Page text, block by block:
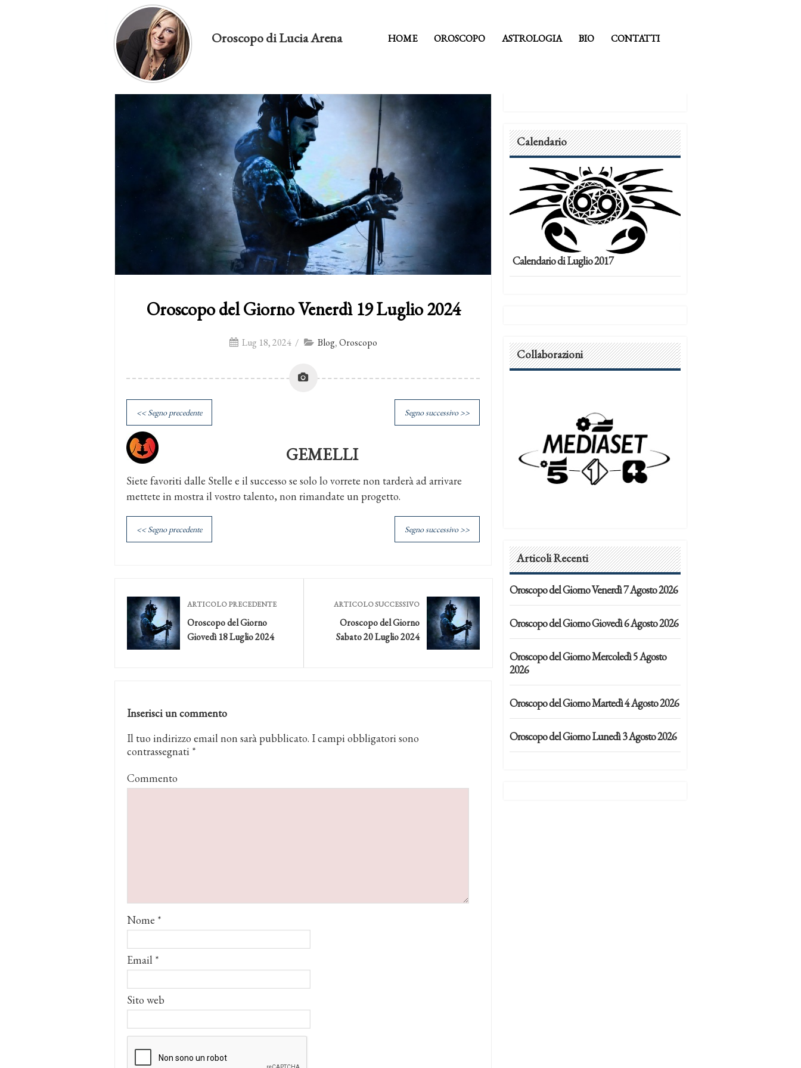
Oroscopo di Lucia Arena HOME OROSCOPO ASTROLOGIA BIO CONTATTI
Oroscopo del Giorno Venerdì 19 Luglio 2024
Lug 18, 2024/ Blog,Oroscopo
<< Segno precedente Segno successivo >>
GEMELLI
Siete favoriti dalle Stelle e il successo se solo lo vorrete non tarderà ad arrivare
mettete in mostra il vostro talento, non rimandate un progetto.
<< Segno precedente Segno successivo >>
ARTICOLO PRECEDENTE
Oroscopo del Giorno
Giovedì 18 Luglio 2024
ARTICOLO SUCCESSIVO
Oroscopo del Giorno
Sabato 20 Luglio 2024
Inserisci un commento
Il tuo indirizzo email non sarà pubblicato. I campi obbligatori sono
contrassegnati *
Commento
Nome *
Email *
Sito web
Calendario
Calendario di Luglio 2017
Collaborazioni
Articoli Recenti
Oroscopo del Giorno Venerdì 7 Agosto 2026
Oroscopo del Giorno Giovedì 6 Agosto 2026
Oroscopo del Giorno Mercoledì 5 Agosto
2026
Oroscopo del Giorno Martedì 4 Agosto 2026
Oroscopo del Giorno Lunedì 3 Agosto 2026